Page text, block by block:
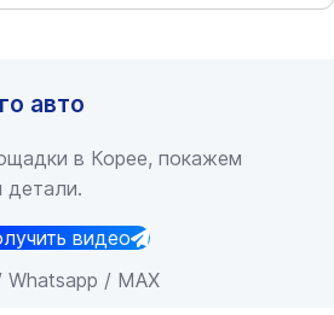
авто
в Корее, покажем
детали.
видео
/ MAX